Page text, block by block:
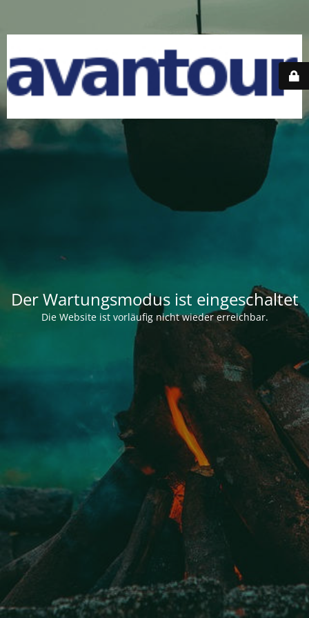
Der Wartungsmodus ist eingeschaltet
Die Website ist vorläufig nicht wieder erreichbar.